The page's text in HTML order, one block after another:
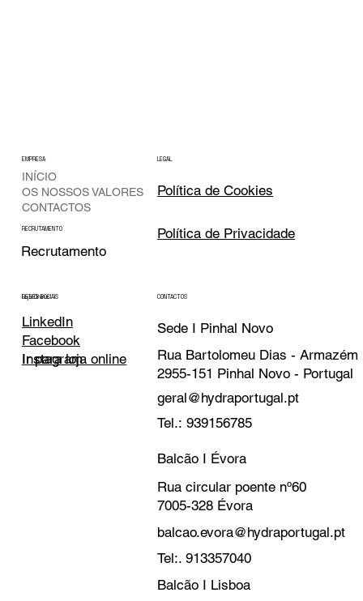
EMPRESA
INÍCIO
OS NOSSOS VALORES
CONTACTOS
RECRUTAMENTO
Recrutamento
LEGAL
Política de Cookies
Política de Privacidade
REDES SOCIAIS
LinkedIn
Facebook
Instagram
Loja Online
Ir para loja online
CONTACTOS
Sede I Pinhal Novo
Rua Bartolomeu Dias - Armazém
2955-151 Pinhal Novo - Portugal
geral@hydraportugal.pt
Tel.: 939156785
Balcão I Évora
Rua circular poente nº60
7005-328 Évora
balcao.evora@hydraportugal.pt
Tel:. 913357040
Balcão I Lisboa